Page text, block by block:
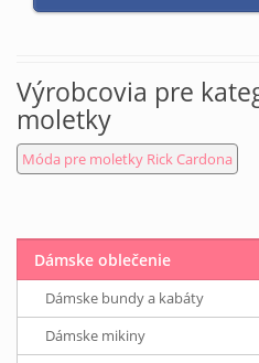
Výrobcovia pre
moletky
Móda pre moletky Rick Cardona
Dámske oblečenie
Dámske bundy a kabáty
Dámske mikiny